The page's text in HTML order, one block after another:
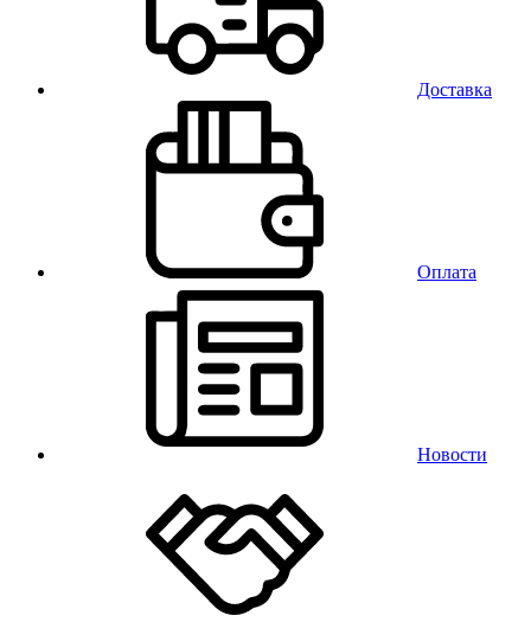
Доставка
Оплата
Новости